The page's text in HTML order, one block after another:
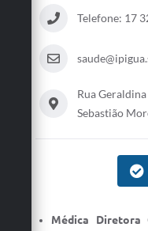
Carta de Serviços
Serviços Online
Telefone: 17
Rua
Sebastião
Médica Diretora